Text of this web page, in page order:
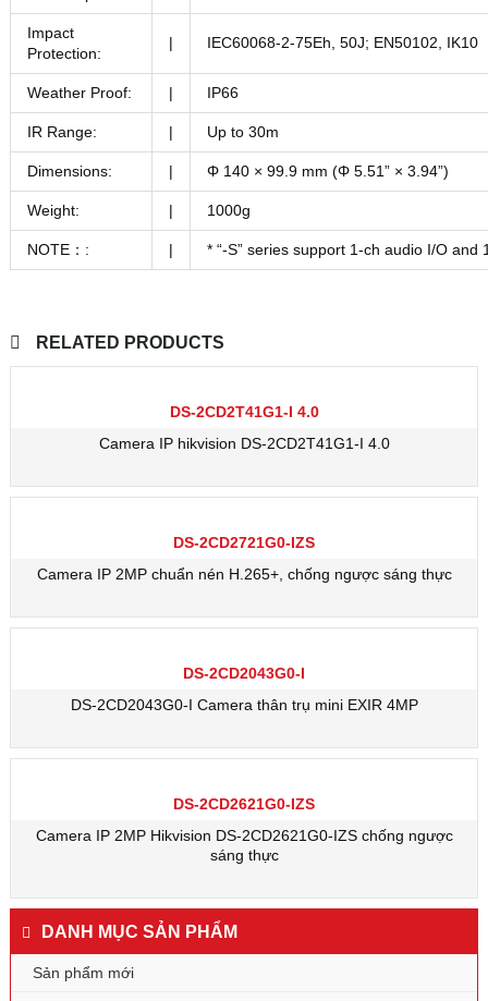
Impact
Protection:
| IEC60068-2-75Eh, 50J; EN50102, IK10
Weather Proof: | IP66
IR Range: | Up to 30m
Dimensions: | Φ 140 × 99.9 mm (Φ 5.51” × 3.94”)
Weight: | 1000g
NOTE：: | * “-S” series support 1-ch audio I/O and
RELATED PRODUCTS
DS-2CD2T41G1-I 4.0
Camera IP hikvision DS-2CD2T41G1-I 4.0
DS-2CD2721G0-IZS
Camera IP 2MP chuẩn nén H.265+, chống ngược sáng thực
DS-2CD2043G0-I
DS-2CD2043G0-I Camera thân trụ mini EXIR 4MP
DS-2CD2621G0-IZS
Camera IP 2MP Hikvision DS-2CD2621G0-IZS chống ngược
sáng thực
DANH MỤC SẢN PHẨM
Sản phẩm mới